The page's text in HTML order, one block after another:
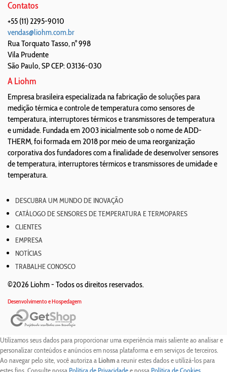
Contatos
+55 (11) 2295-9010
vendas@liohm.com.br
Rua Torquato Tasso, n° 998
Vila Prudente
São Paulo,SPCEP: 03136-030
A Liohm
Empresa brasileira especializada na fabricação de soluções para
medição térmica e controle de temperatura como sensores de
temperatura, interruptores térmicos e transmissores de temperatura
e umidade. Fundada em 2003 inicialmente sob o nome de ADD-
THERM, foi formada em 2018 por meio de uma reorganização
corporativa dos fundadores com a finalidade de desenvolver sensores
de temperatura, interruptores térmicos e transmissores de umidade e
temperatura.
DESCUBRA UM MUNDO DE INOVAÇÃO
CATÁLOGO DE SENSORES DE TEMPERATURA E TERMOPARES
CLIENTES
EMPRESA
NOTÍCIAS
TRABALHE CONOSCO
©2026 Liohm - Todos os direitos reservados.
Desenvolvimento e Hospedagem
Utilizamos seus dados para proporcionar uma experiência mais saliente ao analisar e
personalizar conteúdos e anúncios em nossa plataforma e em serviços de terceiros.
Ao navegar pelo site, você autoriza a Liohma reunir estes dados e utilizá-los para